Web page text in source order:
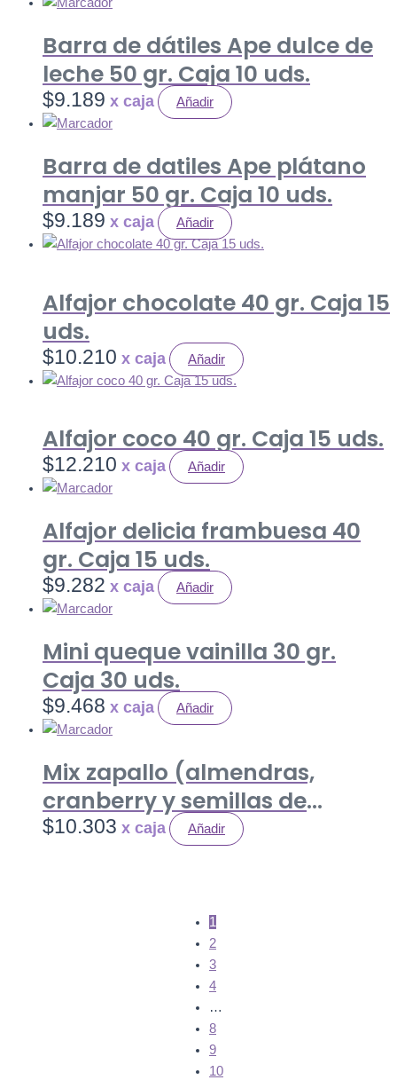
Barra de dátiles Ape dulce de
leche 50 gr. Caja 10 uds.
$9.189 Añadir
Barra de datiles Ape plátano
manjar 50 gr. Caja 10 uds.
$9.189 Añadir
Alfajor chocolate 40 gr. Caja 15
uds.
$10.210 Añadir
Alfajor coco 40 gr. Caja 15 uds.
$12.210 Añadir
Alfajor delicia frambuesa 40
gr. Caja 15 uds.
$9.282 Añadir
Mini queque vainilla 30 gr.
Caja 30 uds.
$9.468 Añadir
Mix zapallo (almendras,
cranberry y semillas de
zapallo) 35 gr. Caja 20 uds.
$10.303 Añadir
1
2
3
4
…
8
9
10